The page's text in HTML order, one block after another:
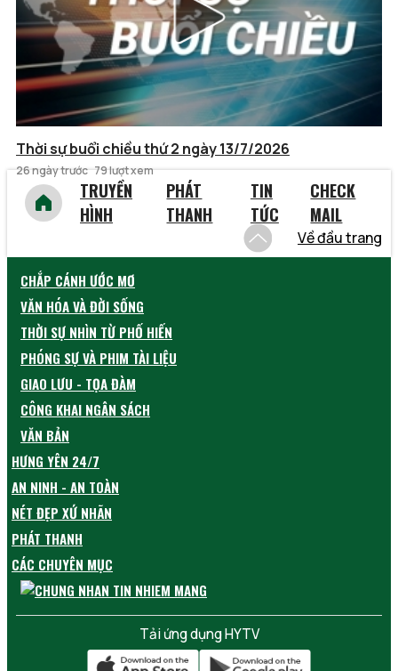
Thời sự buổi chiều thứ 2 ngày 13/7/2026
26 ngày trước 79 lượt xem
TRUYỀN
HÌNH
PHÁT
THANH
TIN
TỨC
CHECK
MAIL
Về đầu trang
CHẮP CÁNH ƯỚC MƠ
VĂN HÓA VÀ ĐỜI SỐNG
THỜI SỰ NHÌN TỪ PHỐ HIẾN
PHÓNG SỰ VÀ PHIM TÀI LIỆU
GIAO LƯU - TỌA ĐÀM
CÔNG KHAI NGÂN SÁCH
VĂN BẢN
HƯNG YÊN 24/7
AN NINH - AN TOÀN
NÉT ĐẸP XỨ NHÃN
PHÁT THANH
CÁC CHUYÊN MỤC
Tải ứng dụng HYTV